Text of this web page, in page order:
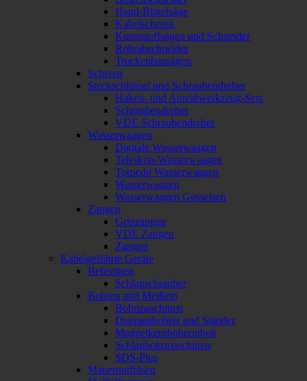
Hand-Bügelsäge
Kabelscheren
Kunststoffsägen und Schneider
Rohrabschneider
Trockenbausägen
Scheren
Steckschlüssel und Schraubendreher
Haken- und Anreißwerkzeug-Sets
Schraubendreher
VDE Schraubendreher
Wasserwaagen
Digitale Wasserwaagen
Teleskop-Wasserwaagen
Torpedo Wasserwaagen
Wasserwaagen
Wasserwaagen Gusseisen
Zangen
Gripzangen
VDE Zangen
Zangen
Kabelgeführte Geräte
Befestigen
Schlagschrauber
Bohren und Meißeln
Bohrmaschinen
Diamantbohrer und Ständer
Magnetkernbohreinheit
Schlagbohrmaschinen
SDS-Plus
Mauernutfräsen